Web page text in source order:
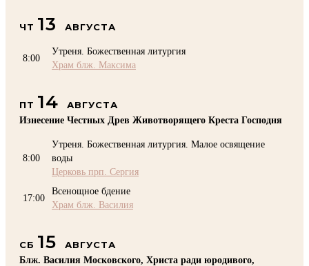
ЧТ 13 АВГУСТА
8:00
Утреня. Божественная литургия
Храм блж. Максима
ПТ 14
АВГУСТА
Изнесение Честных Древ Животворящего Креста Господня
8:00
Утреня. Божественная литургия. Малое освящение
воды
Церковь прп. Сергия
17:00
Всенощное бдение
Храм блж. Василия
СБ 15
АВГУСТА
Блж. Василия Московского, Христа ради юродивого,